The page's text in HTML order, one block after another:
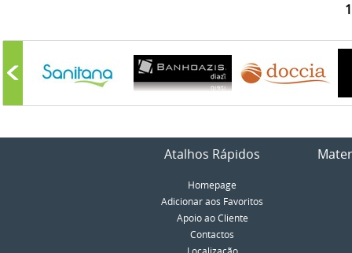
1
Atalhos Rápidos
Homepage
Adicionar aos Favoritos
Apoio ao Cliente
Contactos